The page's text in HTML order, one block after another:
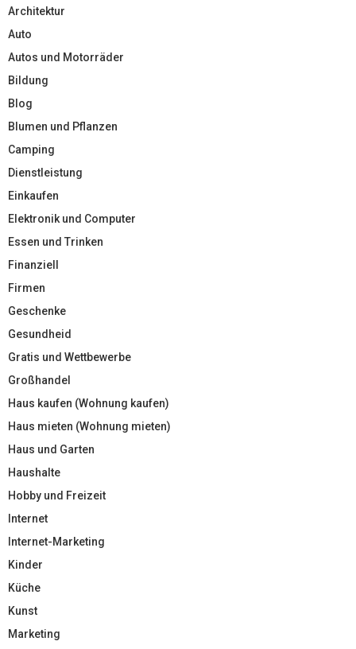
Architektur
Auto
Autos und Motorräder
Bildung
Blog
Blumen und Pflanzen
Camping
Dienstleistung
Einkaufen
Elektronik und Computer
Essen und Trinken
Finanziell
Firmen
Geschenke
Gesundheid
Gratis und Wettbewerbe
Großhandel
Haus kaufen (Wohnung kaufen)
Haus mieten (Wohnung mieten)
Haus und Garten
Haushalte
Hobby und Freizeit
Internet
Internet-Marketing
Kinder
Küche
Kunst
Marketing